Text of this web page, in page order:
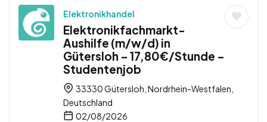
Elektronikhandel
Elektronikfachmarkt-
Aushilfe (m/w/d) in
Gütersloh – 17,80€/Stunde –
Studentenjob
33330 Gütersloh, Nordrhein-Westfalen,
Deutschland
02/08/2026